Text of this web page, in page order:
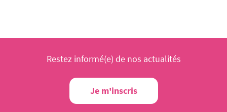
Restez informé(e) de nos actualités
Je m'inscris